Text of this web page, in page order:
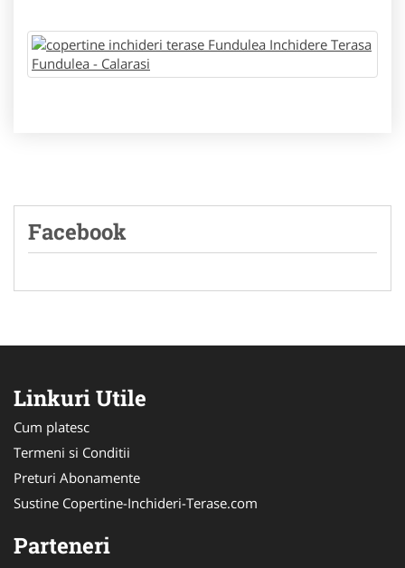
Facebook
Linkuri Utile
Cum platesc
Termeni si Conditii
Preturi Abonamente
Sustine Copertine-Inchideri-Terase.com
Parteneri